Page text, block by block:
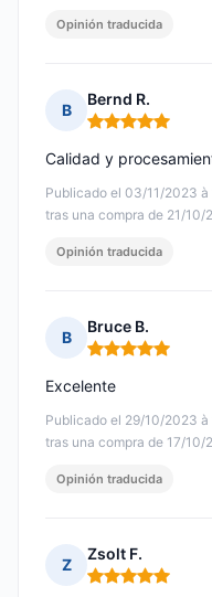
Opinión traducida
B
Bernd R.
Nota: 5 de 5
Publicado el 03/11/2023
tras una compra de 21/10/
Calidad y
Opinión traducida
B
Bruce B.
Nota: 5 de 5
Publicado el 29/10/2023 à
tras una compra de 17/10/
Excelente
Opinión traducida
Z
Zsolt F.
Nota: 5 de 5